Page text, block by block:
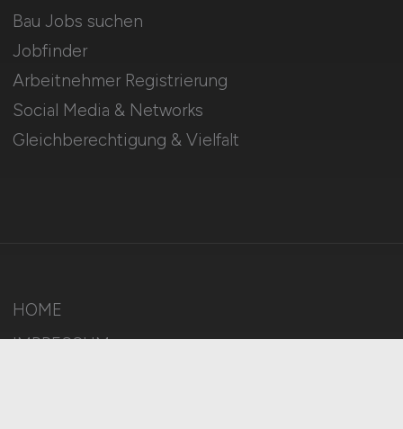
Bau Jobs suchen
Jobfinder
Arbeitnehmer Registrierung
Social Media & Networks
Gleichberechtigung & Vielfalt
HOME
IMPRESSUM